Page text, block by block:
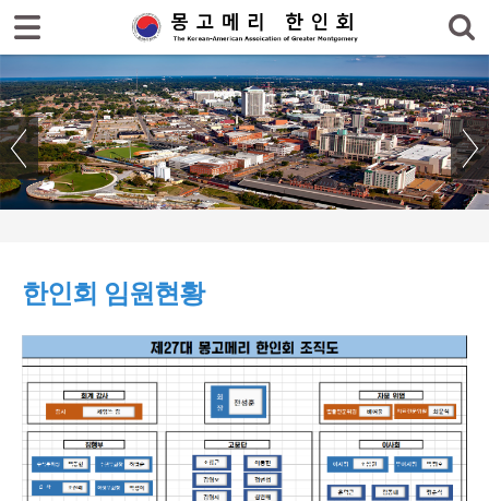
한인회 임원현황
로그인 회원가입
한인회
- 한인회장 인사말
- 한인회 역사
- 한인회 회칙
- 한인회 회계
- 찾아오시는 길
한인회 소식
한인회 커뮤니티